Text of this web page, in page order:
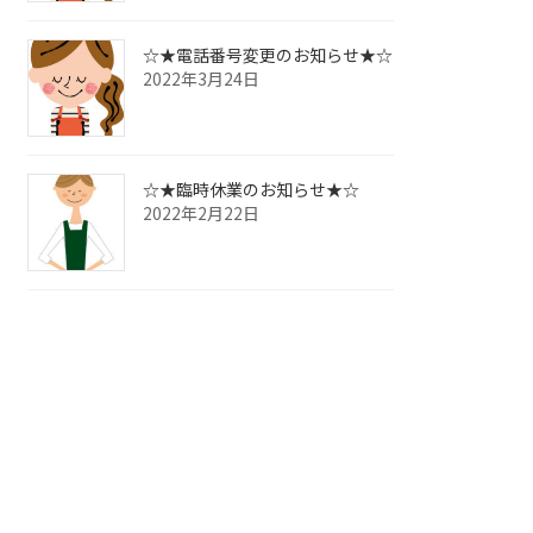
☆★電話番号変更のお知らせ★☆
2022年3月24日
☆★臨時休業のお知らせ★☆
2022年2月22日